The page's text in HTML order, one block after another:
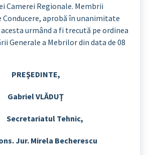
Camerei Regionale. Membrii
Conducere, aprobă în unanimitate
urmând a fi trecută pe ordinea
Generale a Mebrilor din data de 08
PREŞEDINTE,
Gabriel VLĂDUŢ
Tehnic,
Jur. Mirela Becherescu